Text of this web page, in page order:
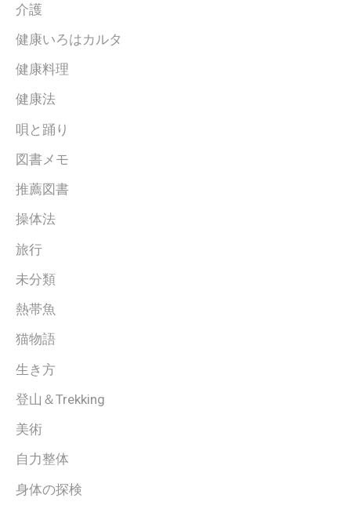
介護
健康いろはカルタ
健康料理
健康法
唄と踊り
図書メモ
推薦図書
操体法
旅行
未分類
熱帯魚
猫物語
生き方
登山＆Trekking
美術
自力整体
身体の探検